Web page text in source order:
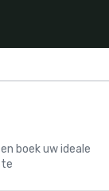
boek uw ideale